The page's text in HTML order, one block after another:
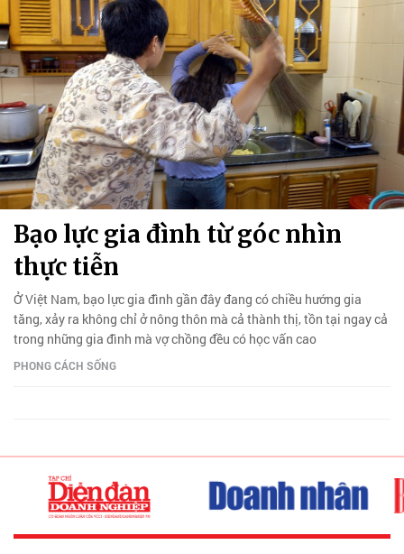
Bạo lực gia đình từ góc nhìn
thực tiễn
Ở Việt Nam, bạo lực gia đình gần đây đang có chiều hướng gia
tăng, xảy ra không chỉ ở nông thôn mà cả thành thị, tồn tại ngay cả
trong những gia đình mà vợ chồng đều có học vấn cao
PHONG CÁCH SỐNG